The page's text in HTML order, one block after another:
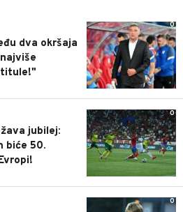
0
dva okršaja
titule!"
0
jubilej:
biće 50.
0